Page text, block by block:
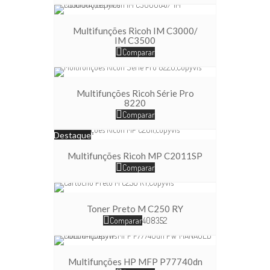
Multifunções Ricoh IM C3000/
IM C3500
Comparar
Multifunções Ricoh Série Pro
8220
Comparar
Destaque
Multifunções Ricoh MP C2011SP
Comparar
Toner Preto M C250 RY
Comparar408352
Multifunções HP MFP P77740dn